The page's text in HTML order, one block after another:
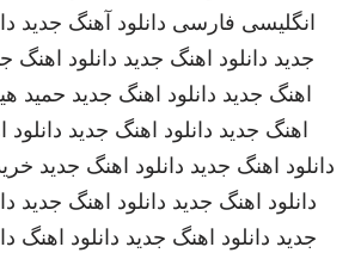
انگلیسی فارسی دانلود آهنگ جدید
جدید دانلود اهنگ جدید دانلود اهنگ
اهنگ جدید دانلود اهنگ جدید حمید
اهنگ جدید دانلود اهنگ جدید
دانلود اهنگ جدید دانلود اهنگ جدید
دانلود اهنگ جدید دانلود اهنگ جدید
جدید دانلود اهنگ جدید دانلود اهنگ